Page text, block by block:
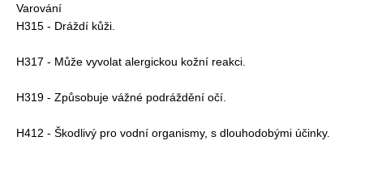
Varování
H315 - Dráždí kůži.
H317 - Může vyvolat alergickou kožní reakci.
H319 - Způsobuje vážné podráždění očí.
H412 - Škodlivý pro vodní organismy, s dlouhodobými účinky.